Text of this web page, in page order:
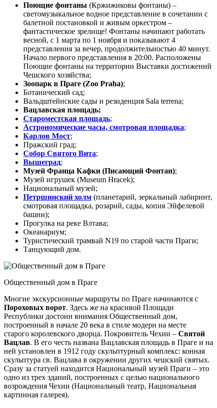
Поющие фонтаны (Кржижиковы фонтаны) –
светомузыкальное водное представление в сочетании с
балетной постановкой и живым оркестром –
фантастическое зрелище! Фонтаны начинают работать
весной, с 1 марта по 1 ноября и показывают 4
представления за вечер, продолжительностью 40 минут.
Начало первого представления в 20:00. Расположены
Поющие фонтаны на территории Выставки достижений
Чешского хозяйства;
Зоопарк в Праге (Zoo Praha);
Ботанический сад;
Вальдштейнские сады и резиденция Sala terrena;
Вацлавская площадь;
Староместская площадь;
Астрономические часы, смотровая площадка;
Карлов Мост;
Пражский град;
Собор Святого Вита;
Вышеград;
Музей Франца Кафки (Писающий Фонтан);
Музей игрушек (Museum Hracek);
Национальный музей;
Петршинский холм (планетарий, зеркальный лабиринт,
смотровая площадка, розарий, сады, копия Эйфелевой
башни);
Прогулка на реке Влтава;
Океанариум;
Туристический трамвай N19 по старой части Праги;
Танцующий дом.
Общественный дом в Праге
Многие экскурсионные маршруты по Праге начинаются с
Пороховых ворот. Здесь же на красивой Площади
Республики достоин внимания Общественный дом,
построенный в начале 20 века в стиле модерн на месте
старого королевского дворца. Покровитель Чехии – Святой
Вацлав. В его честь названа Вацлавская площадь в Праге и на
ней установлен в 1912 году скульптурный комплекс: конная
скульптура св. Вацлава в окружении других чешский святых.
Сразу за статуей находится Национальный музей Праги – это
одно из трех зданий, построенных с целью национального
возрождения Чехии (Национальный театр, Национальная
картинная галерея).